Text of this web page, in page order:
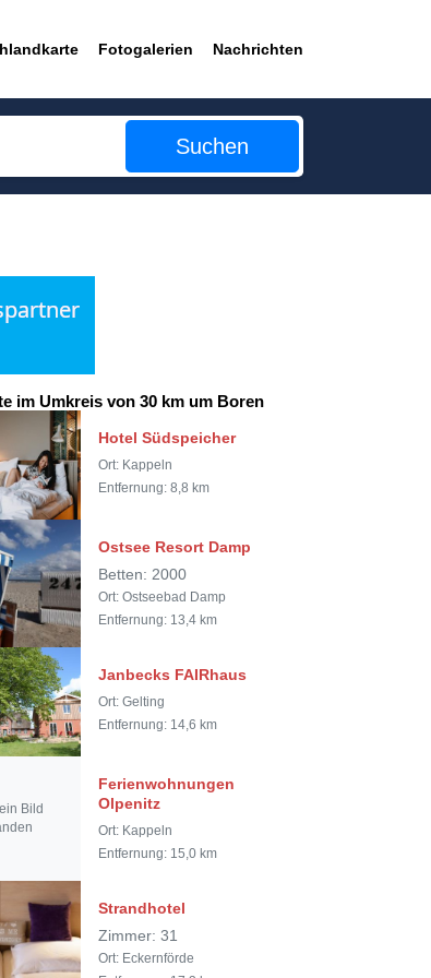
Fotogalerien Nachrichten
Suchen
im Umkreis von 30 km um Boren
Hotel Südspeicher
Ort: Kappeln
Entfernung: 8,8 km
Ostsee Resort Damp
Betten: 2000
Ort: Ostseebad Damp
Entfernung: 13,4 km
Janbecks FAIRhaus
Ort: Gelting
Entfernung: 14,6 km
Bild
Ferienwohnungen
Olpenitz
Ort: Kappeln
Entfernung: 15,0 km
Strandhotel
Zimmer: 31
Ort: Eckernförde